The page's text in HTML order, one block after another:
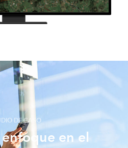
DE CASO
en el